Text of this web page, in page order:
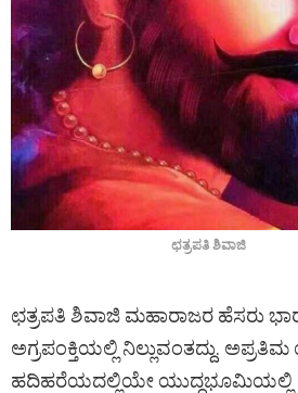
ಛತ್ರಪತಿ ಶಿವಾಜಿ
ಛತ್ರಪತಿ ಶಿವಾಜಿ ಮಹಾರಾಜರ ಹೆಸರು
ಅಗ್ರಪಂಕ್ತಿಯಲ್ಲಿ ನಿಲ್ಲುವಂತದ್ದು.
ಹದಿಹರೆಯದಲ್ಲಿಯೇ ಯುದ್ಧಭೂಮಿಯಲ್ಲಿ